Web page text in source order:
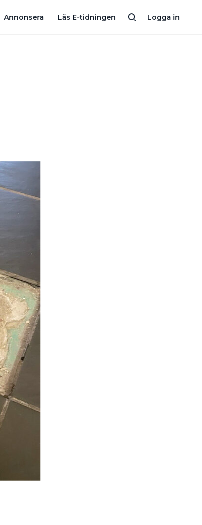
Logga in
Annonsera Läs E-tidningen
“SKULLE HA KOLLAT CERTIFIERINGEN”